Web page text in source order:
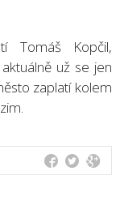
Tomáš Kopčil,
už se jen
zaplatí kolem